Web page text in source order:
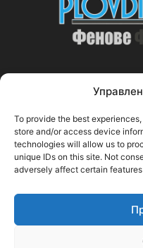
To provide the best
store and/or access device
technologies will allow us to
unique IDs on this site. Not
adversely affect certain
PlovdivDerby.com е
Свържи се с нас: